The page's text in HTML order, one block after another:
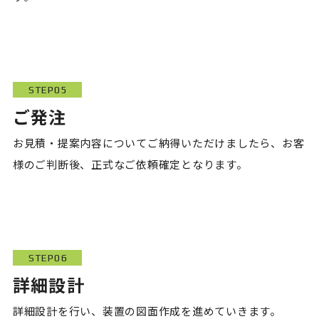
STEP05
ご発注
お見積・提案内容についてご納得いただけましたら、お客
様のご判断後、正式なご依頼確定となります。
STEP06
詳細設計
詳細設計を行い、装置の図面作成を進めていきます。